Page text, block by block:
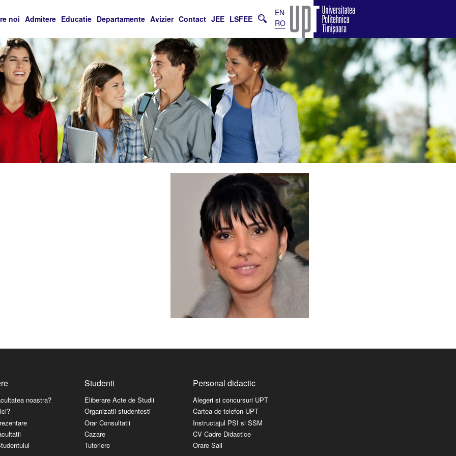
noi Admitere Educatie Departamente Avizier Contact JEE LSFEE
EN
RO
noastra?
Studenti
Eliberare Acte de Studii
Organizatii studentesti
Orar Consultatii
Cazare
Tutoriere
Personal didactic
Alegeri si concursuri UPT
Cartea de telefon UPT
Instructajul PSI si SSM
CV Cadre Didactice
Orare Sali